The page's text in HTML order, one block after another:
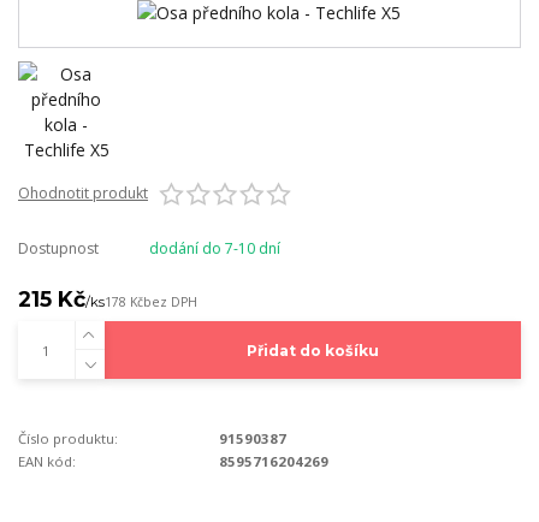
Ohodnotit produkt
Dostupnost dodání do 7-10 dní
215 Kč/ks178 Kčbez DPH
Přidat do košíku
Číslo produktu:
91590387
EAN kód:
8595716204269